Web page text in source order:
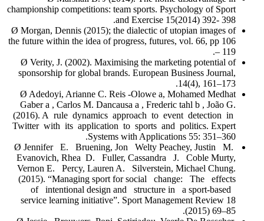
championship competitions: team sports. Psychology of Sport
and Exercise 15(2014) 392- 398.
Ø Morgan, Dennis (2015); the dialectic of utopian images of
the future within the idea of progress, futures, vol. 66, pp 106
– 119.
Ø Verity, J. (2002). Maximising the marketing potential of
sponsorship for global brands. European Business Journal,
14(4), 161–173.
Ø Adedoyi, Arianne C. Reis -Olowe a, Mohamed Medhat
Gaber a , Carlos M. Dancausa a , Frederic tahl b , João G.
(2016). A rule dynamics approach to event detection in
Twitter with its application to sports and politics. Expert
Systems with Applications 55: 351–360.
Ø Jennifer E. Bruening, Jon Welty Peachey, Justin M.
Evanovich, Rhea D. Fuller, Cassandra J. Coble Murty,
Vernon E. Percy, Lauren A. Silverstein, Michael Chung.
(2015). “Managing sport for social change: The effects
of intentional design and structure in a sport-based
service learning initiative”. Sport Management Review 18
(2015) 69–85.